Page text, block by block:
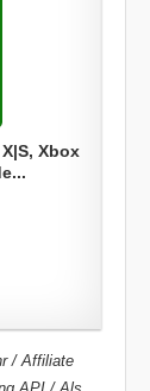
Xbox
/ Affiliate